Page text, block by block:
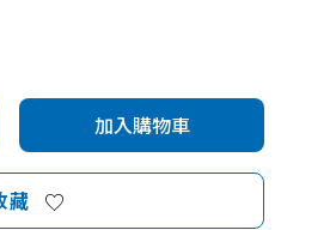
加入購物車
藏